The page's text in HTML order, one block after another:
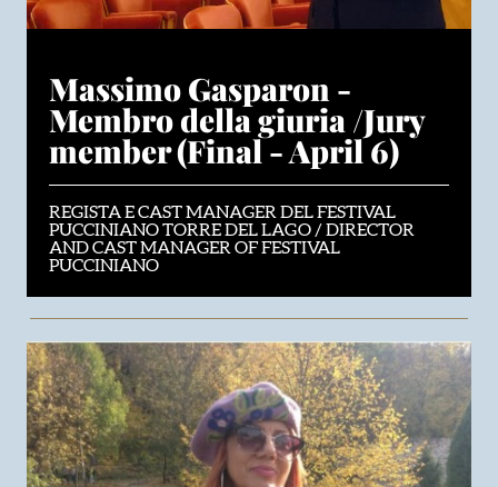
Massimo Gasparon -
Membro della giuria /Jury
member (Final - April 6)
REGISTA E CAST MANAGER DEL FESTIVAL
PUCCINIANO TORRE DEL LAGO / DIRECTOR
AND CAST MANAGER OF FESTIVAL
PUCCINIANO